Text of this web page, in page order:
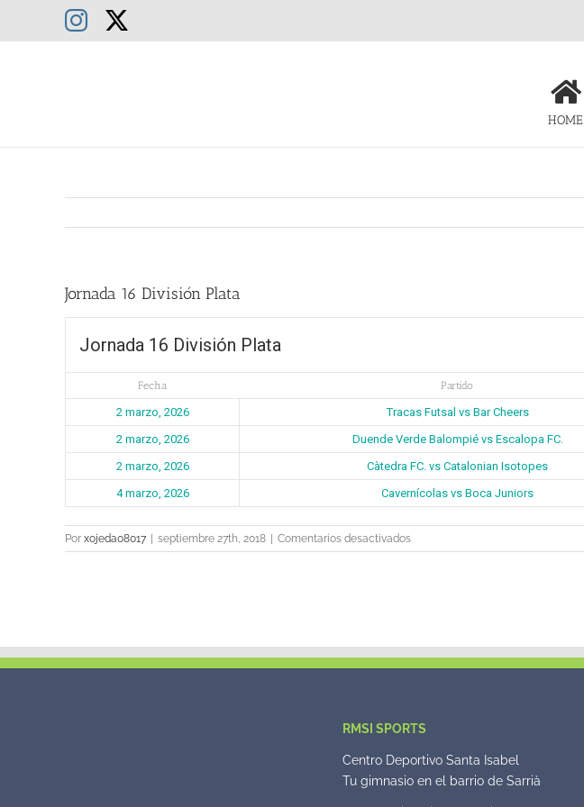
contenido
Instagram
HOME
Jornada 16 División Plata
Jornada 16 División Plata
Fecha Partido
2 marzo, 2026 Tracas Futsal vs Bar Cheers
2 marzo, 2026
Duende Verde Balompié vs Escalopa FC.
2 marzo, 2026
Càtedra FC. vs Catalonian Isotopes
4 marzo, 2026
Cavernícolas vs Boca Juniors
Por xojeda08017 | septiembre 27th, 2018 | Comentarios desactivadosen
Jornada
RMSI SPORTS
Centro Deportivo Santa Isabel
Tu gimnasio en el barrio de Sarrià